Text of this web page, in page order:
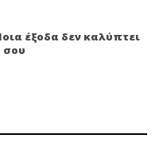
έξοδα δεν καλύπτει
σου